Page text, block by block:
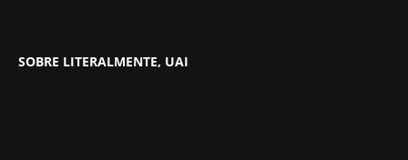
SOBRE LITERALMENTE, UAI